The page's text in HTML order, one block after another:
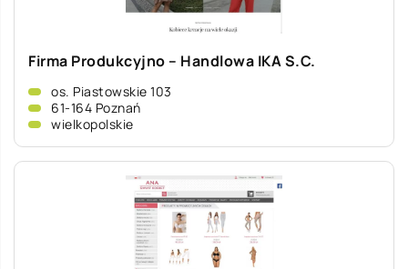
Firma Produkcyjno – Handlowa IKA S.C.
os. Piastowskie 103
61-164 Poznań
wielkopolskie